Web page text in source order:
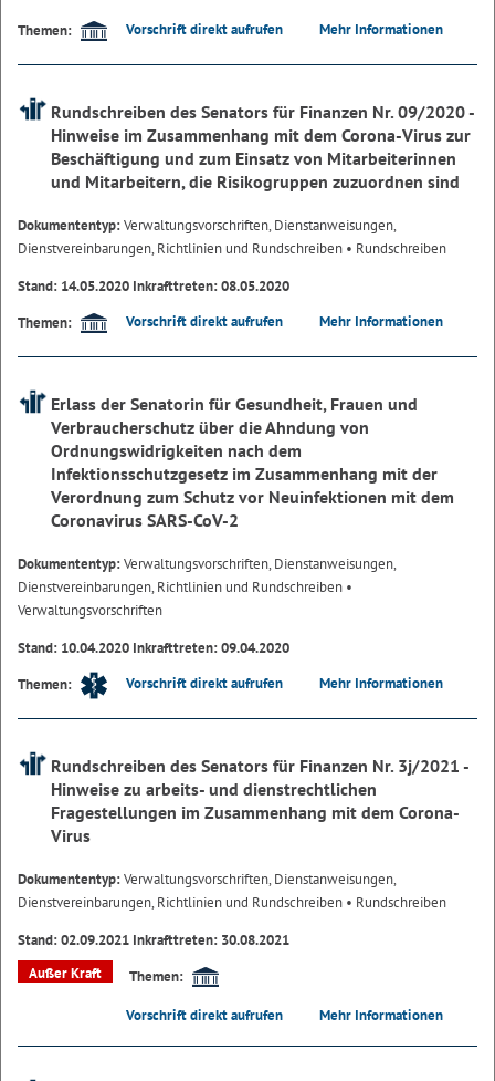
Themen:
Vorschrift direkt aufrufen Mehr Informationen
Rundschreiben des Senators für Finanzen Nr. 09/2020 -
Hinweise im Zusammenhang mit dem Corona-Virus zur
Beschäftigung und zum Einsatz von Mitarbeiterinnen
und Mitarbeitern, die Risikogruppen zuzuordnen sind
Dokumententyp:Verwaltungsvorschriften, Dienstanweisungen,
Dienstvereinbarungen, Richtlinien und Rundschreiben • Rundschreiben
Stand: 14.05.2020 Inkrafttreten: 08.05.2020
Themen:
Vorschrift direkt aufrufen Mehr Informationen
Erlass der Senatorin für Gesundheit, Frauen und
Verbraucherschutz über die Ahndung von
Ordnungswidrigkeiten nach dem
Infektionsschutzgesetz im Zusammenhang mit der
Verordnung zum Schutz vor Neuinfektionen mit dem
Coronavirus SARS-CoV-2
Dokumententyp:Verwaltungsvorschriften, Dienstanweisungen,
Dienstvereinbarungen, Richtlinien und Rundschreiben •
Verwaltungsvorschriften
Stand: 10.04.2020 Inkrafttreten: 09.04.2020
Themen:
Vorschrift direkt aufrufen Mehr Informationen
Rundschreiben des Senators für Finanzen Nr. 3j/2021 -
Hinweise zu arbeits- und dienstrechtlichen
Fragestellungen im Zusammenhang mit dem Corona-
Virus
Dokumententyp:Verwaltungsvorschriften, Dienstanweisungen,
Dienstvereinbarungen, Richtlinien und Rundschreiben • Rundschreiben
Stand: 02.09.2021 Inkrafttreten: 30.08.2021
Außer Kraft
Themen:
Vorschrift direkt aufrufen Mehr Informationen